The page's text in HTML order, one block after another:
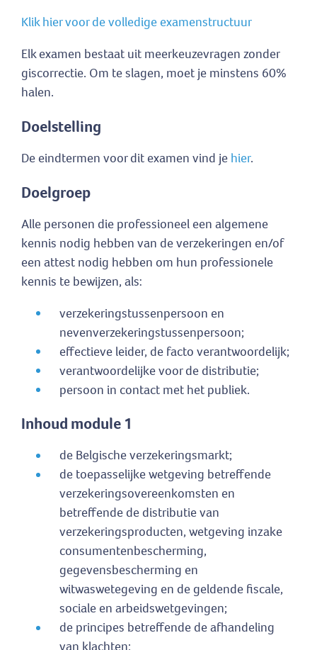
Klik hier voor de volledige examenstructuur
Elk examen bestaat uit meerkeuzevragen zonder
giscorrectie. Om te slagen, moet je minstens 60%
halen.
Doelstelling
De eindtermen voor dit examen vind je hier.
Doelgroep
Alle personen die professioneel een algemene
kennis nodig hebben van de verzekeringen en/of
een attest nodig hebben om hun professionele
kennis te bewijzen, als:
verzekeringstussenpersoon en
nevenverzekeringstussenpersoon;
effectieve leider, de facto verantwoordelijk;
verantwoordelijke voor de distributie;
persoon in contact met het publiek.
Inhoud module 1
de Belgische verzekeringsmarkt;
de toepasselijke wetgeving betreffende
verzekeringsovereenkomsten en
betreffende de distributie van
verzekeringsproducten, wetgeving inzake
consumentenbescherming,
gegevensbescherming en
witwaswetegeving en de geldende fiscale,
sociale en arbeidswetgevingen;
de principes betreffende de afhandeling